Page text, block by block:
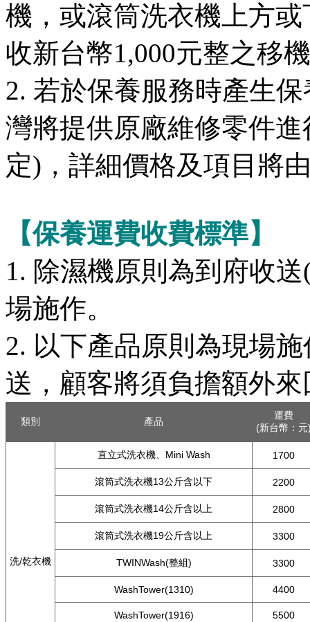
機，或滾筒洗衣機上方
收新台幣1,000元整之移
2. 若於保養服務時產生
灣將提供原廠維修零件
定)，詳細價格及項目將
【保養運費收費標準】
1. 除濕機原則為到府收
場施作。
2. 以下產品原則為現場
送，顧客將須負擔額外
類別 產品
運費
(新台幣：元
洗/乾衣機
直立式洗衣機、Mini Wash 1700
滾筒式洗衣機13公斤含以下 2200
滾筒式洗衣機14公斤含以上 2800
滾筒式洗衣機19公斤含以上 3300
TWINWash(整組) 3300
WashTower(1310) 4400
WashTower(1916) 5500